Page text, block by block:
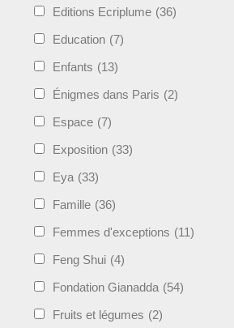
Editions Ecriplume (36)
Education (7)
Enfants (13)
Énigmes dans Paris (2)
Espace (7)
Exposition (33)
Eya (33)
Famille (36)
Femmes d'exceptions (11)
Feng Shui (4)
Fondation Gianadda (54)
Fruits et légumes (2)